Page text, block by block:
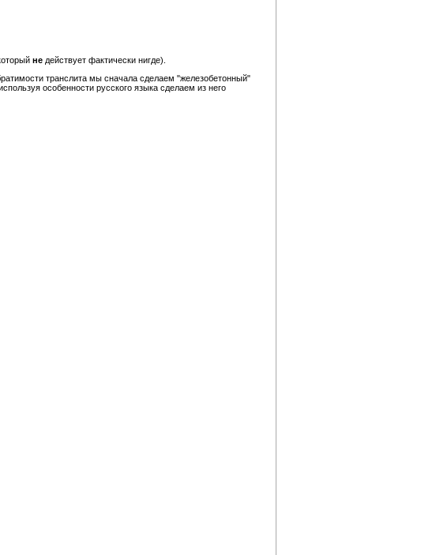
не действует фактически нигде).
транслита мы сначала сделаем "железобетонный"
особенности русского языка сделаем из него